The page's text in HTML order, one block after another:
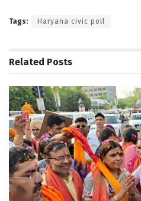
Tags: Haryana civic poll
Related Posts